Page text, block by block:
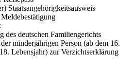
Staatsangehörigkeitsausweis
des deutschen Familiengerichts
minderjährigen Person (ab dem 16.
Lebensjahr) zur Verzichtserklärung